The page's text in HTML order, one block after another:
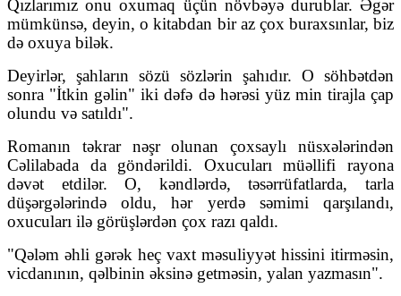
Qızlarımız onu oxumaq üçün növbəyə durublar. Əgər
mümkünsə, deyin, o kitabdan bir az çox buraxsınlar, biz
də oxuya bilək.
Deyirlər, şahların sözü sözlərin şahıdır. O söhbətdən
sonra "İtkin gəlin" iki dəfə də hərəsi yüz min tirajla çap
olundu və satıldı".
Romanın təkrar nəşr olunan çoxsaylı nüsxələrindən
Cəlilabada da göndərildi. Oxucuları müəllifi rayona
dəvət etdilər. O, kəndlərdə, təsərrüfatlarda, tarla
düşərgələrində oldu, hər yerdə səmimi qarşılandı,
oxucuları ilə görüşlərdən çox razı qaldı.
"Qələm əhli gərək heç vaxt məsuliyyət hissini itirməsin,
vicdanının, qəlbinin əksinə getməsin, yalan yazmasın".